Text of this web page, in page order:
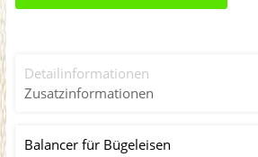
Detailinformationen
Zusatzinformationen
Balancer für Bügeleisen